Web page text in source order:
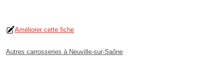
Améliorer cette fiche
Autres carrosseries à Neuville-sur-Saône